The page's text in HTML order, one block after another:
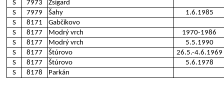
S
7973
Zsigard
S
7979 Šahy
1.6.1985
S
8171
Gabčíkovo
S
8177 Modrý vrch
1970-1986
S
8177 Modrý vrch
5.5.1990
S
8177 Štúrovo
26.5.-4.6.1969
S
8177 Štúrovo
5.6.1978
S
8178 Parkán